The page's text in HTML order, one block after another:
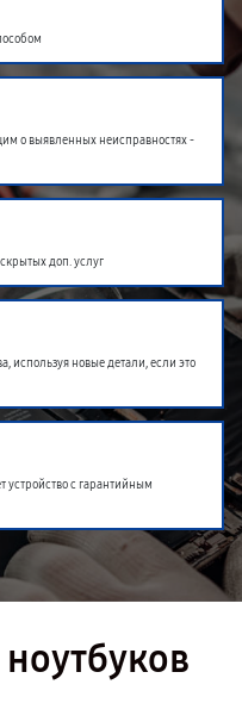
о выявленных неисправностях -
доп. услуг
используя новые детали, если это
устройство с гарантийным